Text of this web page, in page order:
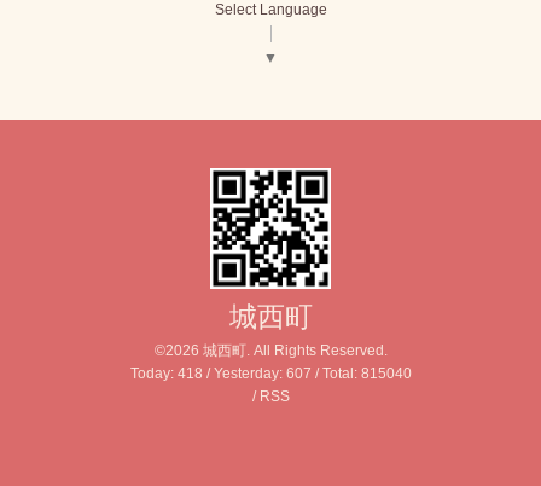
Select Language
▼
城西町
©2026 城西町. All Rights Reserved.
Today: 418 / Yesterday: 607 / Total: 815040
/ RSS